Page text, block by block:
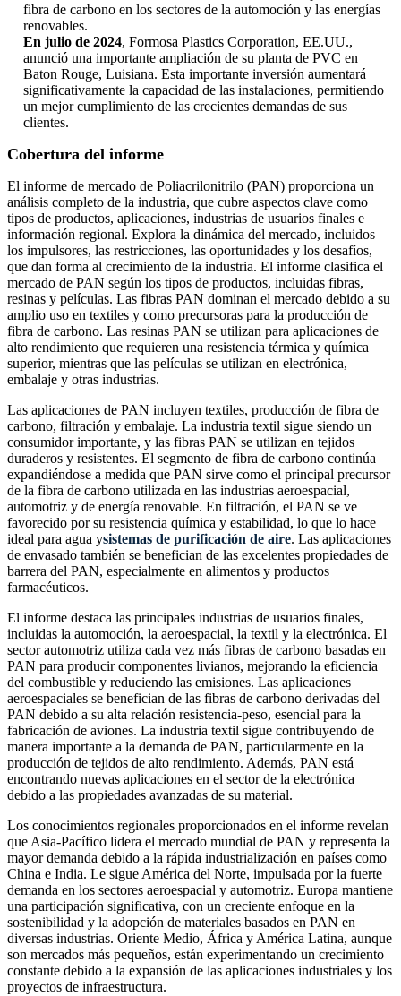
fibra de carbono en los sectores de la automoción y las energías
renovables.
En julio de 2024, Formosa Plastics Corporation, EE.UU.,
anunció una importante ampliación de su planta de PVC en
Baton Rouge, Luisiana. Esta importante inversión aumentará
significativamente la capacidad de las instalaciones, permitiendo
un mejor cumplimiento de las crecientes demandas de sus
clientes.
Cobertura del informe
El informe de mercado de Poliacrilonitrilo (PAN) proporciona un
análisis completo de la industria, que cubre aspectos clave como
tipos de productos, aplicaciones, industrias de usuarios finales e
información regional. Explora la dinámica del mercado, incluidos
los impulsores, las restricciones, las oportunidades y los desafíos,
que dan forma al crecimiento de la industria. El informe clasifica el
mercado de PAN según los tipos de productos, incluidas fibras,
resinas y películas. Las fibras PAN dominan el mercado debido a su
amplio uso en textiles y como precursoras para la producción de
fibra de carbono. Las resinas PAN se utilizan para aplicaciones de
alto rendimiento que requieren una resistencia térmica y química
superior, mientras que las películas se utilizan en electrónica,
embalaje y otras industrias.
Las aplicaciones de PAN incluyen textiles, producción de fibra de
carbono, filtración y embalaje. La industria textil sigue siendo un
consumidor importante, y las fibras PAN se utilizan en tejidos
duraderos y resistentes. El segmento de fibra de carbono continúa
expandiéndose a medida que PAN sirve como el principal precursor
de la fibra de carbono utilizada en las industrias aeroespacial,
automotriz y de energía renovable. En filtración, el PAN se ve
favorecido por su resistencia química y estabilidad, lo que lo hace
ideal para agua ysistemas de purificación de aire. Las aplicaciones
de envasado también se benefician de las excelentes propiedades de
barrera del PAN, especialmente en alimentos y productos
farmacéuticos.
El informe destaca las principales industrias de usuarios finales,
incluidas la automoción, la aeroespacial, la textil y la electrónica. El
sector automotriz utiliza cada vez más fibras de carbono basadas en
PAN para producir componentes livianos, mejorando la eficiencia
del combustible y reduciendo las emisiones. Las aplicaciones
aeroespaciales se benefician de las fibras de carbono derivadas del
PAN debido a su alta relación resistencia-peso, esencial para la
fabricación de aviones. La industria textil sigue contribuyendo de
manera importante a la demanda de PAN, particularmente en la
producción de tejidos de alto rendimiento. Además, PAN está
encontrando nuevas aplicaciones en el sector de la electrónica
debido a las propiedades avanzadas de su material.
Los conocimientos regionales proporcionados en el informe revelan
que Asia-Pacífico lidera el mercado mundial de PAN y representa la
mayor demanda debido a la rápida industrialización en países como
China e India. Le sigue América del Norte, impulsada por la fuerte
demanda en los sectores aeroespacial y automotriz. Europa mantiene
una participación significativa, con un creciente enfoque en la
sostenibilidad y la adopción de materiales basados ​​en PAN en
diversas industrias. Oriente Medio, África y América Latina, aunque
son mercados más pequeños, están experimentando un crecimiento
constante debido a la expansión de las aplicaciones industriales y los
proyectos de infraestructura.